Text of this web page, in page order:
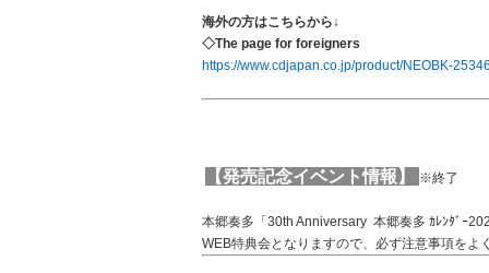
海外の方はこちらから↓
◇The page for foreigners
https://www.cdjapan.co.jp/product/NEOBK-
【発売記念イベント情報】 ※終了
本郷奏多「30th Anniversary 本郷奏多 ｶﾚﾝﾀﾞｰ
WEB特典会となりますので、必ず注意事項を